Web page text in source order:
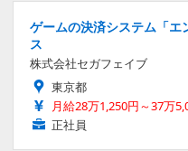
ゲームの決済システム「
ス
株式会社セガフェイブ
東京都
月給28万1,250円～37万
正社員